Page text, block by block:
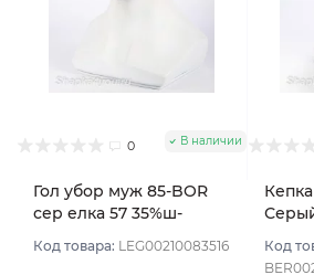
0 В наличии
Гол убор муж 85-BOR
сер елка 57 35%ш-
Код товара: LEG00210083516
Код